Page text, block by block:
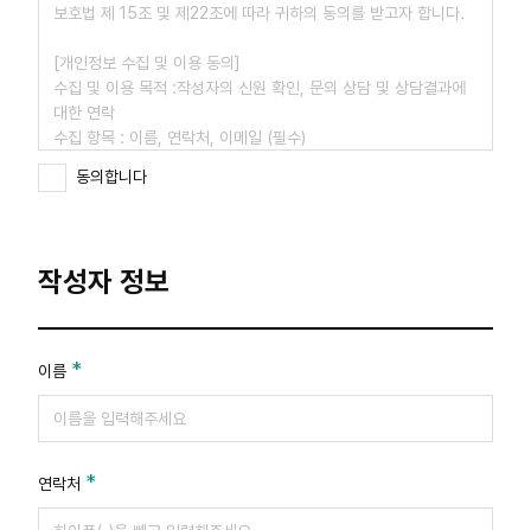
보호법 제 15조 및 제22조에 따라 귀하의 동의를 받고자 합니다.
[개인정보 수집 및 이용 동의]
수집 및 이용 목적 :작성자의 신원 확인, 문의 상담 및 상담결과에
대한 연락
수집 항목 : 이름, 연락처, 이메일 (필수)
보유기간 : 수집된 개인정보는 이용목적이 달성되면 지체 없이 이
를 파기합니다.
[개인정보 수집 및 이용 동의] 수집 및 이용 목적 :작성자의 신원 확
이메일 (필수) 보유기간 : 수집된 개인정보는 이용목적이 달성되면
지체 없이 이를 파기합니다. 본 개인정보 수집 및 이용에 동의해야
동의합니다
작성자 정보
이름
연락처